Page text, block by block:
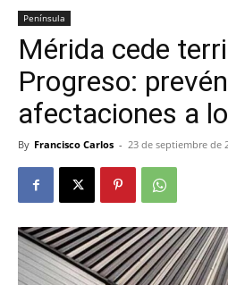
Península
Mérida cede
Progreso: prevén
afectaciones a
By Francisco Carlos - 23 de septiembre de